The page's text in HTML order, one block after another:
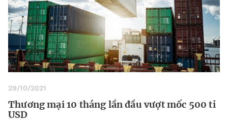
29/10/2021
Thương mại 10 tháng lần đầu vượt mốc 500 tỉ
USD